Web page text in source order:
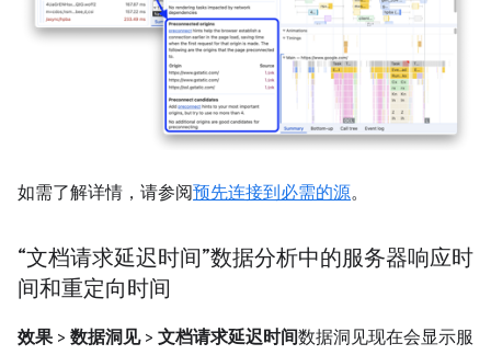
如需了解详情，请参阅预先连接到必需的源。
“文档请求延迟时间”数据分析中的服务器响应时
间和重定向时间
效果 > 数据洞见> 文档请求延迟时间数据洞见现在会显示服